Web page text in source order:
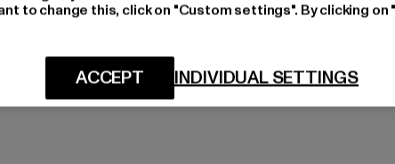
Diablo Down
to change this, click on "Custom settings". By clicking
INDIVIDUAL SETTINGS
ACCEPT